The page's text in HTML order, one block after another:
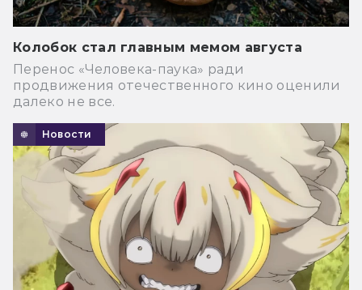
Колобок стал главным мемом августа
Перенос «Человека-паука» ради
продвижения отечественного кино оценили
далеко не все.
Новости